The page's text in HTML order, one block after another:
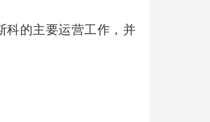
科的主要运营工作，并